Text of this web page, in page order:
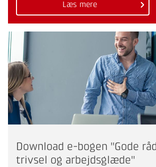
Læs mere
Download e-bogen "Gode
trivsel og arbejdsglæde"